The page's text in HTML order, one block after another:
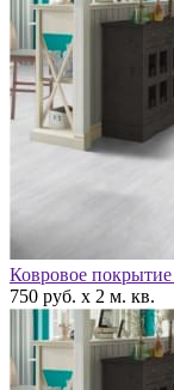
Ковровое покрытие
750 руб. x 2 м. кв.